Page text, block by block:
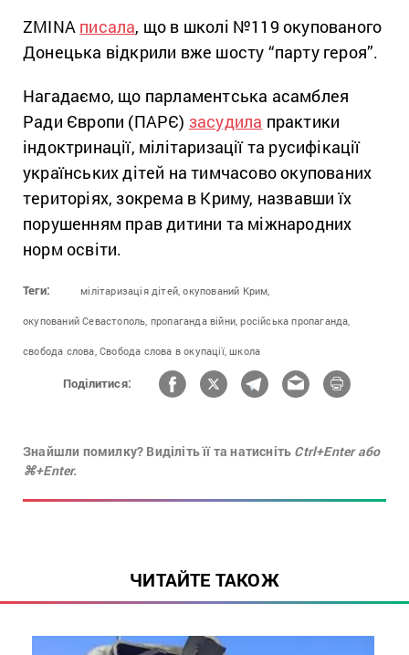
ZMINA писала, що в школі №119 окупованого
Донецька відкрили вже шосту “парту героя”.
Нагадаємо, що парламентська асамблея
Ради Європи (ПАРЄ) засудила практики
індоктринації, мілітаризації та русифікації
українських дітей на тимчасово окупованих
територіях, зокрема в Криму, назвавши їх
порушенням прав дитини та міжнародних
норм освіти.
Теги: мілітаризація дітей, окупований Крим,
окупований Севастополь, пропаганда війни, російська пропаганда,
свобода слова, Свобода слова в окупації, школа
Поділитися:
Знайшли помилку? Виділіть її та натисніть Ctrl+Enter або
⌘+Enter.
ЧИТАЙТЕ ТАКОЖ